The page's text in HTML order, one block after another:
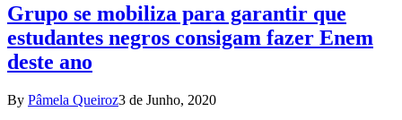
Grupo se mobiliza para garantir que
estudantes negros consigam fazer Enem
deste ano
By Pâmela Queiroz3 de Junho, 2020